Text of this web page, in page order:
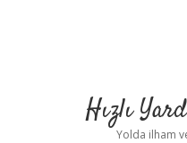
Hızlı
Yolda ilham